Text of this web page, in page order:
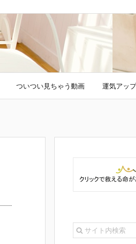
ついつい見ちゃう動画 運気アッ